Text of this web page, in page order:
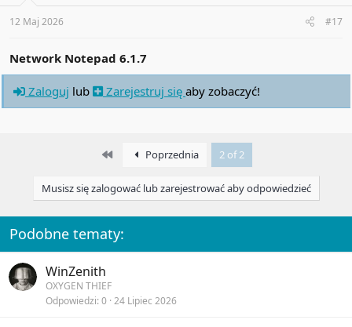
s
:
12 Maj 2026 #17
Network Notepad 6.1.7
Zaloguj lub Zarejestruj się aby zobaczyć!
First Poprzednia 2 of 2
Musisz się zalogować lub zarejestrować aby odpowiedzieć
Podobne tematy:
WinZenith
OXYGEN THIEF
Odpowiedzi 0 24 Lipiec 2026